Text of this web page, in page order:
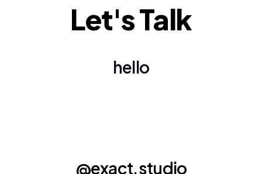
Let's Talk
hello
@exact.studio